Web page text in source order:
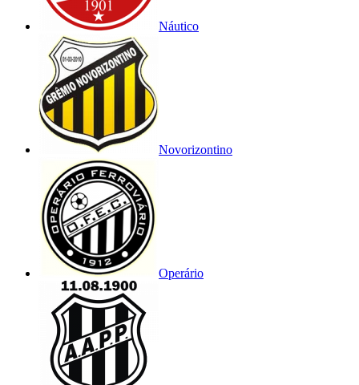
Náutico
Novorizontino
Operário